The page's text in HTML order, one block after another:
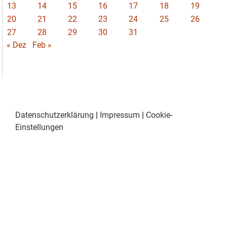
13
14 15 16 17 18
19
20
21 22 23 24 25
26
27
28 29 30
31
« Dez
Feb »
Datenschutzerklärung | Impressum | Cookie-
Einstellungen